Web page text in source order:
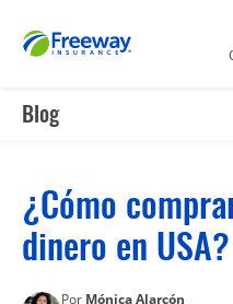
Blog
¿Cómo
dinero en USA?
Por Mónica Alarcón